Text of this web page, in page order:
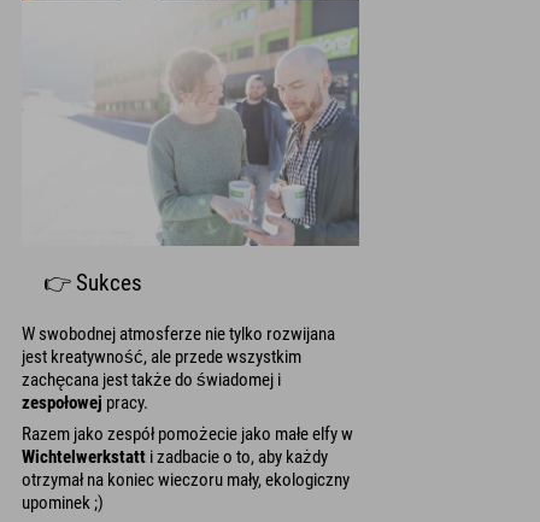
👉 Sukces
W swobodnej atmosferze nie tylko rozwijana
jest kreatywność, ale przede wszystkim
zachęcana jest także do świadomej i
zespołowej pracy.
Razem jako zespół pomożecie jako małe elfy w
Wichtelwerkstatt i zadbacie o to, aby każdy
otrzymał na koniec wieczoru mały, ekologiczny
upominek ;)